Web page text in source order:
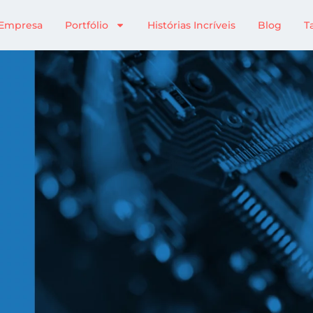
Portfólio Histórias Incríveis Blog